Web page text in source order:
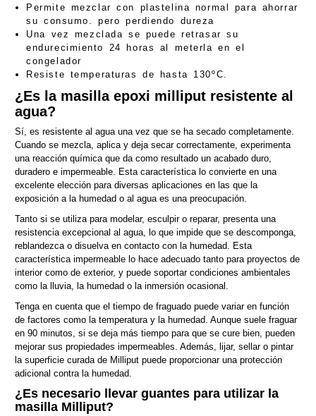
Permite mezclar con plastelina normal para ahorrar
su consumo. pero perdiendo dureza
Una vez mezclada se puede retrasar su
endurecimiento 24 horas al meterla en el
congelador
Resiste temperaturas de hasta 130ºC.
¿Es la masilla epoxi milliput resistente al
agua?
Sí, es resistente al agua una vez que se ha secado completamente.
Cuando se mezcla, aplica y deja secar correctamente, experimenta
una reacción química que da como resultado un acabado duro,
duradero e impermeable. Esta característica lo convierte en una
excelente elección para diversas aplicaciones en las que la
exposición a la humedad o al agua es una preocupación.
Tanto si se utiliza para modelar, esculpir o reparar, presenta una
resistencia excepcional al agua, lo que impide que se descomponga,
reblandezca o disuelva en contacto con la humedad. Esta
característica impermeable lo hace adecuado tanto para proyectos de
interior como de exterior, y puede soportar condiciones ambientales
como la lluvia, la humedad o la inmersión ocasional.
Tenga en cuenta que el tiempo de fraguado puede variar en función
de factores como la temperatura y la humedad. Aunque suele fraguar
en 90 minutos, si se deja más tiempo para que se cure bien, pueden
mejorar sus propiedades impermeables. Además, lijar, sellar o pintar
la superficie curada de Milliput puede proporcionar una protección
adicional contra la humedad.
¿Es necesario llevar guantes para utilizar la
masilla Milliput?